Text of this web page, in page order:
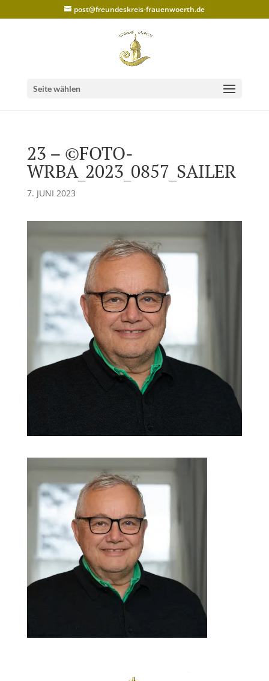
post@freundeskreis-frauenwoerth.de
Seite wählen
23 – ©FOTO-
WRBA_2023_0857_SAILER
7. JUNI 2023